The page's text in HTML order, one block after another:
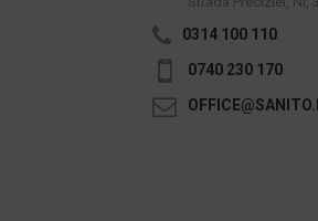
0314 100 110
0740 230 170